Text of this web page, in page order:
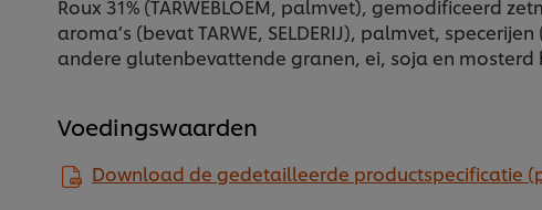
Roux 31% (TARWEBLOEM, palmvet), gemodificeerd
aroma’s (bevat TARWE, SELDERIJ), palmvet,
andere glutenbevattende granen, ei, soja en mosterd
Voedingswaarden
Download de gedetailleerde productspecificatie